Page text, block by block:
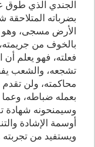
الجندي الذي طوق
بضرباته المتلاحقة
الأرض مسجى، وهو
بالخوف من
فعلته، فهو يعلم أن
تشجعه، والشعب
محاكمته، ولن
بعمله ضباطه،
وسيمنحونه شهادة
أوسمة الإشادة
ويستفيد من